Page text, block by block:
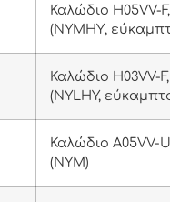
Καλώδιο Η05VV-
(ΝΥΜΗΥ,
Καλώδιο Η03VV-
(NYLHY,
Καλώδιο Α05VV-
(ΝΥΜ)